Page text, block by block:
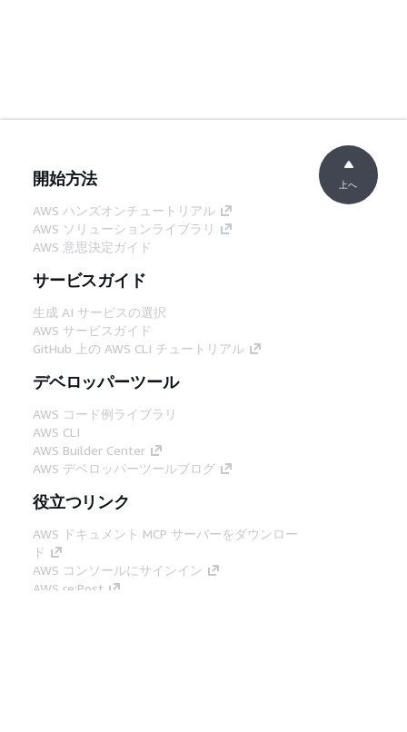
開始方法
AWS ハンズオンチュートリアル
AWS ソリューションライブラリ
AWS 意思決定ガイド
サービスガイド
生成 AI サービスの選択
AWS サービスガイド
GitHub 上の AWS CLI チュートリアル
デベロッパーツール
AWS コード例ライブラリ
AWS CLI
AWS Builder Center
AWS デベロッパーツールブログ
役立つリンク
AWS ドキュメント MCP サーバーをダウンロー
ド
AWS コンソールにサインイン
AWS re:Post
上へ